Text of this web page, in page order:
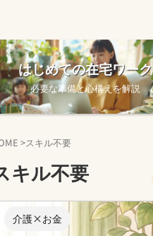
はじめての在宅ワーク
必要な準備と心構えを解説
>スキル不要
キル不要
介護×お金